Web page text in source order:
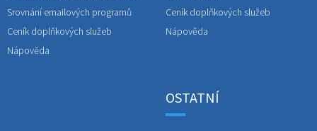
Srovnání emailových programů
Ceník doplňkových služeb
Nápověda
Ceník doplňkových služeb
Nápověda
OSTATNÍ